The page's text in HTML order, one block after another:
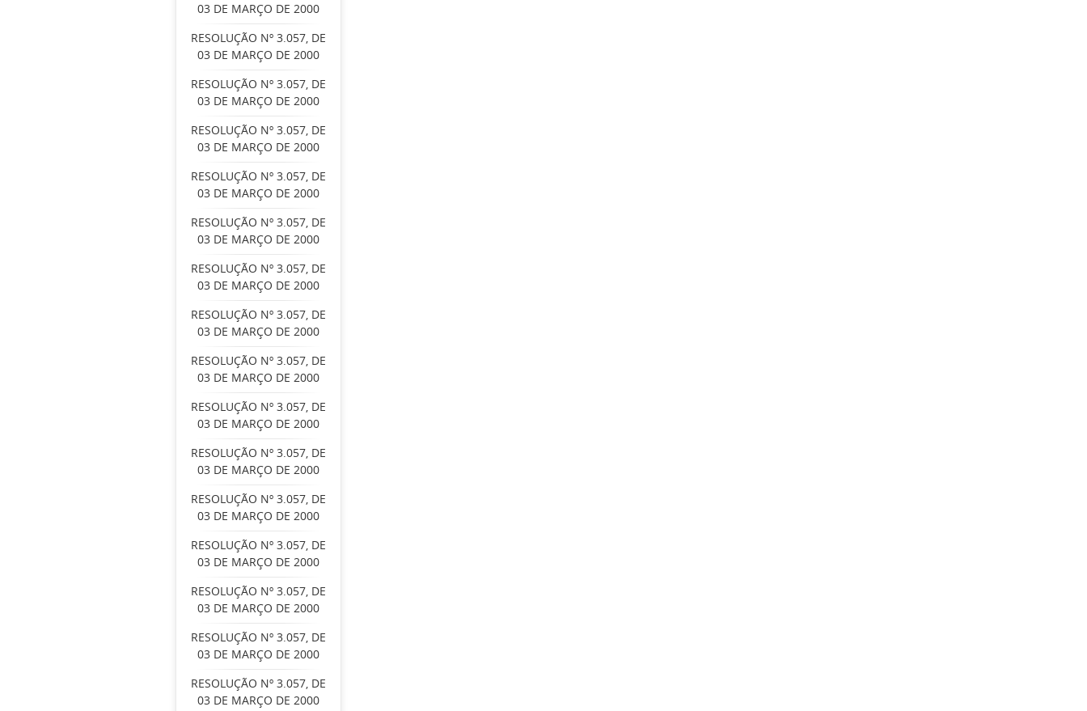
03 DE MARÇO DE 2000
RESOLUÇÃO Nº 3.057, DE
03 DE MARÇO DE 2000
RESOLUÇÃO Nº 3.057, DE
03 DE MARÇO DE 2000
RESOLUÇÃO Nº 3.057, DE
03 DE MARÇO DE 2000
RESOLUÇÃO Nº 3.057, DE
03 DE MARÇO DE 2000
RESOLUÇÃO Nº 3.057, DE
03 DE MARÇO DE 2000
RESOLUÇÃO Nº 3.057, DE
03 DE MARÇO DE 2000
RESOLUÇÃO Nº 3.057, DE
03 DE MARÇO DE 2000
RESOLUÇÃO Nº 3.057, DE
03 DE MARÇO DE 2000
RESOLUÇÃO Nº 3.057, DE
03 DE MARÇO DE 2000
RESOLUÇÃO Nº 3.057, DE
03 DE MARÇO DE 2000
RESOLUÇÃO Nº 3.057, DE
03 DE MARÇO DE 2000
RESOLUÇÃO Nº 3.057, DE
03 DE MARÇO DE 2000
RESOLUÇÃO Nº 3.057, DE
03 DE MARÇO DE 2000
RESOLUÇÃO Nº 3.057, DE
03 DE MARÇO DE 2000
RESOLUÇÃO Nº 3.057, DE
03 DE MARÇO DE 2000